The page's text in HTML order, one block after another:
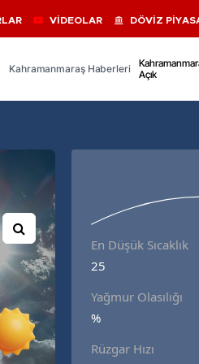
VİDEOLAR DÖVİZ
Kahramanmaraş Haberleri
Açık
Ağrı
Antalya
En Düşük Sıcaklık
25
Yağmur Olasılığı
%
Rüzgar Hızı